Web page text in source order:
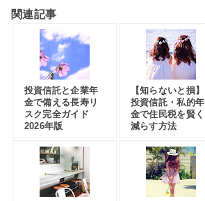
関連記事
投資信託と企業年
金で備える長寿リ
スク完全ガイド
2026年版
【知らないと損】
投資信託・私的年
金で住民税を賢く
減らす方法